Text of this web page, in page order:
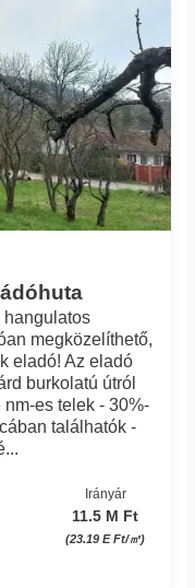
hangulatos
megközelíthető,
eladó! Az eladó
burkolatú útról
es telek - 30%-
találhatók -
Irányár
11.5 M Ft
(23.19 E Ft/㎡)